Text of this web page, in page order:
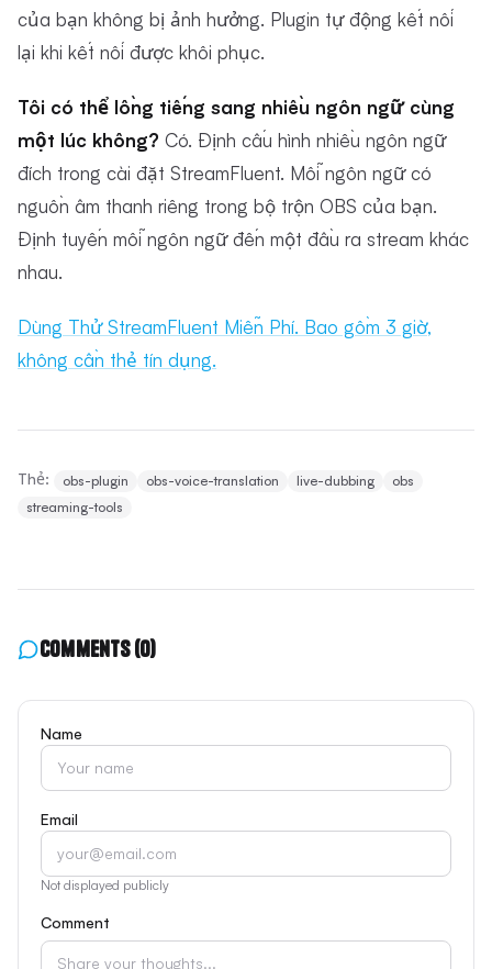
của bạn không bị ảnh hưởng. Plugin tự động kết nối
lại khi kết nối được khôi phục.
Tôi có thể lồng tiếng sang nhiều ngôn ngữ cùng
một lúc không? Có. Định cấu hình nhiều ngôn ngữ
đích trong cài đặt StreamFluent. Mỗi ngôn ngữ có
nguồn âm thanh riêng trong bộ trộn OBS của bạn.
Định tuyến mỗi ngôn ngữ đến một đầu ra stream khác
nhau.
Dùng Thử StreamFluent Miễn Phí. Bao gồm 3 giờ,
không cần thẻ tín dụng.
Thẻ: obs-plugin obs-voice-translation live-dubbing
obs
streaming-tools
Comments(0)
Name
Email
Not displayed publicly
Comment